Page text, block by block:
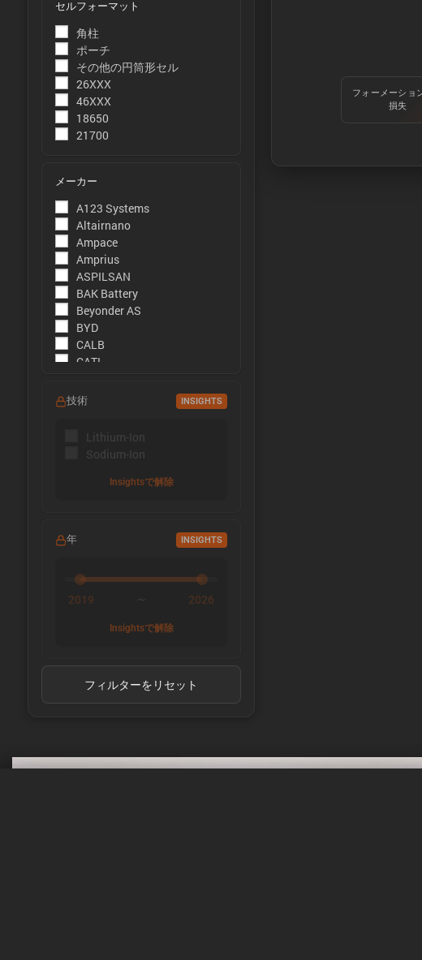
セルフォーマット
角柱
ポーチ
その他の円筒形セル
26XXX
46XXX
18650
21700
メーカー
A123 Systems
Altairnano
Ampace
Amprius
ASPILSAN
BAK Battery
Beyonder AS
BYD
CALB
CATL
CHAM
EFEST
EVE Energy
EVE Power
Far East Battery (FEB)
HiNa Battery
HohmTech
LG Chem
Linkdata
Lishen
LithiumWerks
Molicel
muRata
技術 INSIGHTS
Lithium-Ion
Sodium-Ion
Insightsで解除
年 INSIGHTS
2019 2026
Insightsで解除
フィルターをリセット
容量は、周囲温度
エネルギーは、周
フォーメーショ
損失